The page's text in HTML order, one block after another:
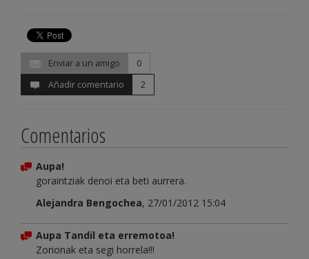
Enviar a un amigo
0
Añadir comentario
2
Comentarios
Aupa!
goraintziak denoi eta beti aurrera.
Alejandra Bengochea, 27/01/2012 15:04
Aupa Tandil eta erremotoa!
Zorionak eta segi horrela!!!